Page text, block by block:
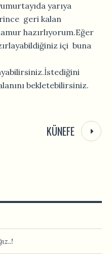
yarıya
geri kalan
hazırlıyorum.Eğer
içi buna
bekletebilirsiniz.
KÜNEFE